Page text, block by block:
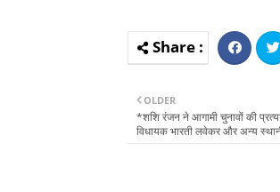
OLDER
*शशि रंजन ने आगामी चुनावों की
विधायक भारती लवेकर और अन्य